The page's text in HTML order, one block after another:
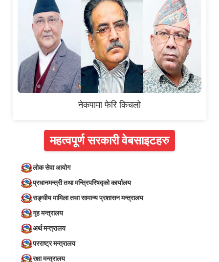
नेकपामा फेरि किचलो
महत्वपूर्ण सरकारी वेबसाइटहरु
लोक सेवा आयोग
प्रधानमन्त्री तथा मन्त्रिपरिषद्को कार्यालय
सङ्घीय मामिला तथा सामान्य प्रशासन मन्त्रालय
गृह मन्त्रालय
अर्थ मन्त्रालय
परराष्ट्र मन्त्रालय
रक्षा मन्त्रालय